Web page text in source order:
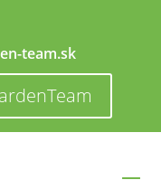
team.sk